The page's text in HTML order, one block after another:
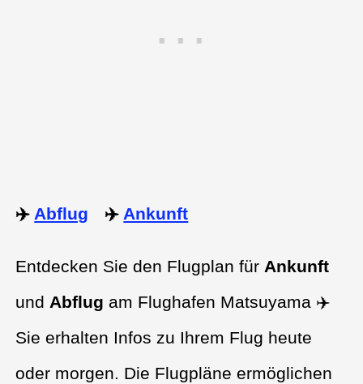
✈️ Abflug ✈️ Ankunft
Entdecken Sie den Flugplan für Ankunft
und Abflug am Flughafen Matsuyama ✈️
Sie erhalten Infos zu Ihrem Flug heute
oder morgen. Die Flugpläne ermöglichen